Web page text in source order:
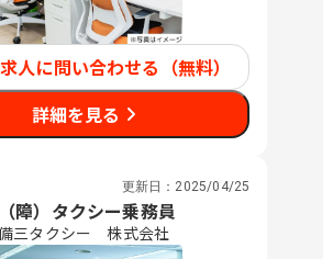
人に問い合わせる（無料）
詳細を見る
更新日： 2025/04/25
（障）タクシー乗務員
三タクシー 株式会社